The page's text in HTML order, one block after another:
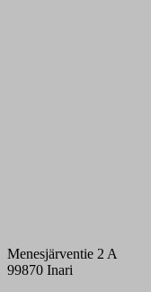
Menesjärventie 2 A
99870 Inari